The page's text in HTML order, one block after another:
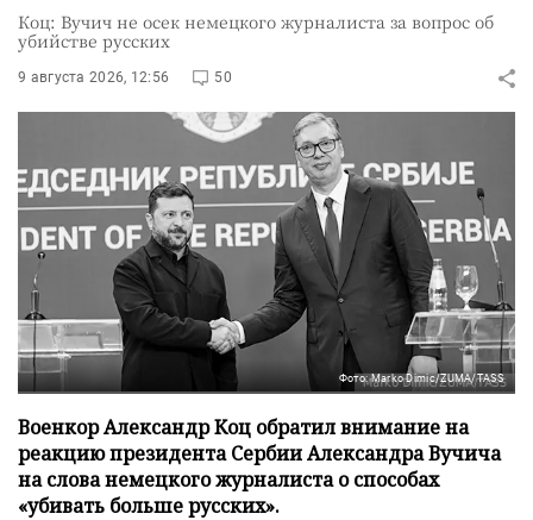
Коц: Вучич не осек немецкого журналиста за вопрос об
убийстве русских
9 августа 2026, 12:56 50
Фото: Marko Dimic/ZUMA/TASS
Военкор Александр Коц обратил внимание на
реакцию президента Сербии Александра Вучича
на слова немецкого журналиста о способах
«убивать больше русских».